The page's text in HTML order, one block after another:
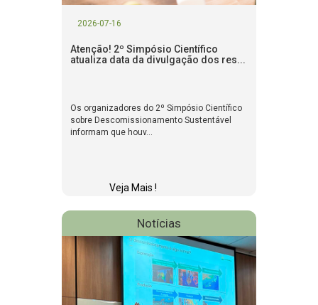
2026-07-16
Atenção! 2º Simpósio Científico
atualiza data da divulgação dos res...
Os organizadores do 2º Simpósio Científico
sobre Descomissionamento Sustentável
informam que houv...
Veja Mais !
Notícias